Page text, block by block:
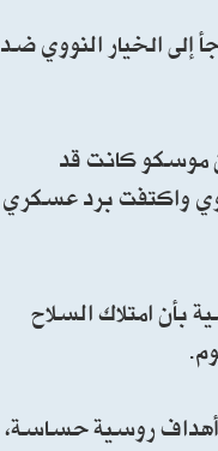
إلى الخيار النووي ضد
موسكو كانت قد
واكتفت برد عسكري
بأن امتلاك السلاح
أهداف روسية حساسة،